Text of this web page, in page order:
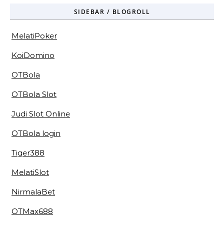
SIDEBAR / BLOGROLL
MelatiPoker
KoiDomino
OTBola
OTBola Slot
Judi Slot Online
OTBola login
Tiger388
MelatiSlot
NirmalaBet
OTMax688